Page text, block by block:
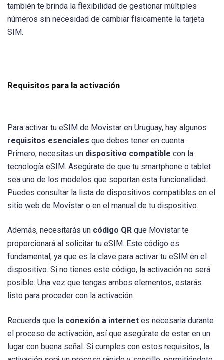
también te brinda la flexibilidad de gestionar múltiples
números sin necesidad de cambiar físicamente la tarjeta
SIM.
Requisitos para la activación
Para activar tu eSIM de Movistar en Uruguay, hay algunos
requisitos esenciales que debes tener en cuenta.
Primero, necesitas un dispositivo compatible con la
tecnología eSIM. Asegúrate de que tu smartphone o tablet
sea uno de los modelos que soportan esta funcionalidad.
Puedes consultar la lista de dispositivos compatibles en el
sitio web de Movistar o en el manual de tu dispositivo.
Además, necesitarás un código QR que Movistar te
proporcionará al solicitar tu eSIM. Este código es
fundamental, ya que es la clave para activar tu eSIM en el
dispositivo. Si no tienes este código, la activación no será
posible. Una vez que tengas ambos elementos, estarás
listo para proceder con la activación.
Recuerda que la conexión a internet es necesaria durante
el proceso de activación, así que asegúrate de estar en un
lugar con buena señal. Si cumples con estos requisitos, la